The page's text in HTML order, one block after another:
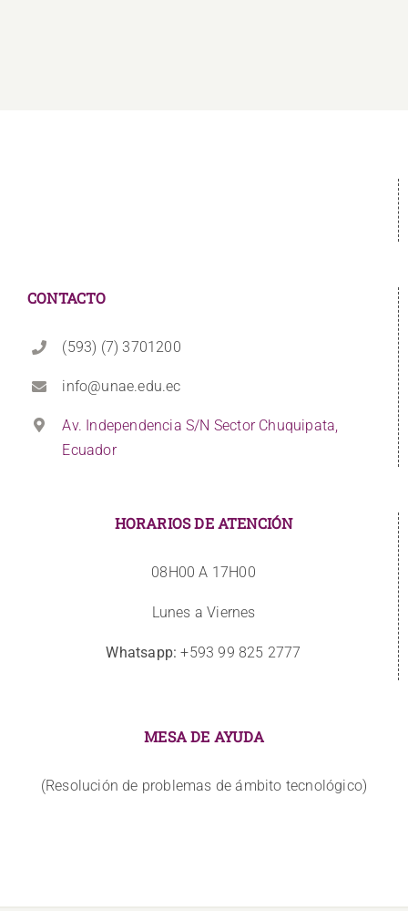
CONTACTO
(593) (7) 3701200
info@unae.edu.ec
Av. Independencia S/N Sector Chuquipata,
Ecuador
HORARIOS DE ATENCIÓN
08H00 A 17H00
Lunes a Viernes
Whatsapp: +593 99 825 2777
MESA DE AYUDA
(Resolución de problemas de ámbito tecnológico)